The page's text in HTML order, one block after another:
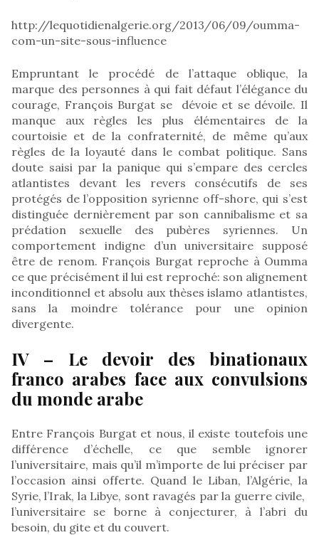
http://lequotidienalgerie.org/2013/06/09/oumma-
com-un-site-sous-influence
Empruntant le procédé de l’attaque oblique, la
marque des personnes à qui fait défaut l’élégance du
courage, François Burgat se dévoie et se dévoile. Il
manque aux règles les plus élémentaires de la
courtoisie et de la confraternité, de même qu’aux
règles de la loyauté dans le combat politique. Sans
doute saisi par la panique qui s’empare des cercles
atlantistes devant les revers consécutifs de ses
protégés de l’opposition syrienne off-shore, qui s’est
distinguée dernièrement par son cannibalisme et sa
prédation sexuelle des pubères syriennes. Un
comportement indigne d’un universitaire supposé
être de renom. François Burgat reproche à Oumma
ce que précisément il lui est reproché: son alignement
inconditionnel et absolu aux thèses islamo atlantistes,
sans la moindre tolérance pour une opinion
divergente.
IV – Le devoir des binationaux
franco arabes face aux convulsions
du monde arabe
Entre François Burgat et nous, il existe toutefois une
différence d’échelle, ce que semble ignorer
l’universitaire, mais qu’il m’importe de lui préciser par
l’occasion ainsi offerte. Quand le Liban, l’Algérie, la
Syrie, l’Irak, la Libye, sont ravagés par la guerre civile,
l’universitaire se borne à conjecturer, à l’abri du
besoin, du gite et du couvert.